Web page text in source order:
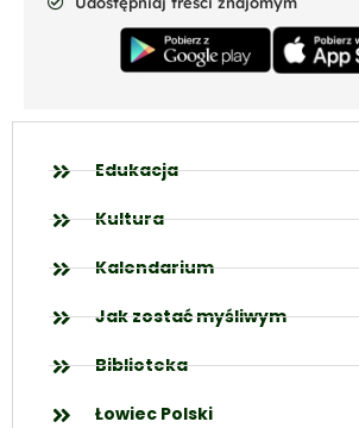
Edukacja
Kultura
Kalendarium
Jak zostać myśliwym
Biblioteka
Łowiec Polski